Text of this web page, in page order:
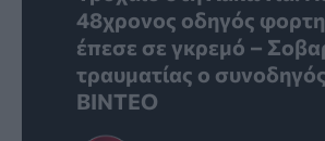
48χρονος οδηγός
έπεσε σε γκρεμό –
τραυματίας ο
ΒΙΝΤΕΟ